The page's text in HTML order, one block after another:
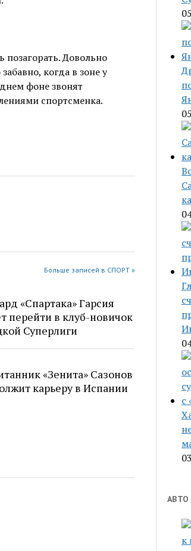
позагорать. Довольно
когда в зоне у
фоне звонят
спортсменка.
Больше записей в СПОРТ »
«Спартака» Гарсия
перейти в клуб-новичок
Суперлиги
«Зенита» Сазонов
карьеру в Испании
АВТО